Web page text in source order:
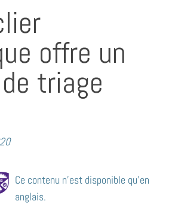
offre un
triage
Ce contenu n’est disponible qu’en
anglais.